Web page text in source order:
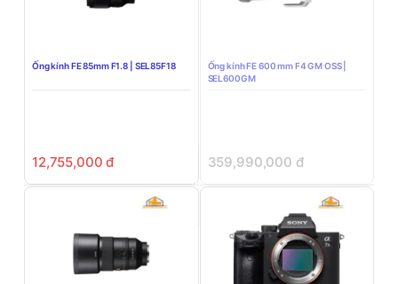
Ống kính FE 85mm F1.8 | SEL85F18
12,755,000đ
Ống kính FE 600 mm F4 GM OSS |
SEL600GM
359,990,000 đ